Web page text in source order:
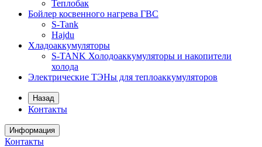
Теплобак
Бойлер косвенного нагрева ГВС
S-Tank
Hajdu
Хладоаккумуляторы
S-TANK Холодоаккумуляторы и накопители
холода
Электрические ТЭНы для теплоаккумуляторов
Назад
Контакты
Информация
Контакты